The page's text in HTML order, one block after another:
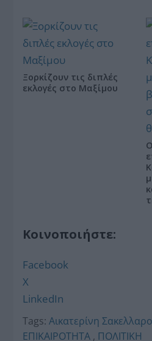
Ξορκίζουν τις διπλές
εκλογές στο Μαξίμου
Κοινοποιήστε:
Facebook
X
LinkedIn
Tags: Αικατερίνη
ΕΠΙΚΑΙΡΟΤΗΤΑ , ΠΟΛΙΤΙΚΗ